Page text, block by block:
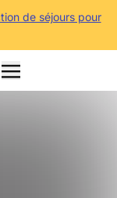
de séjours pour